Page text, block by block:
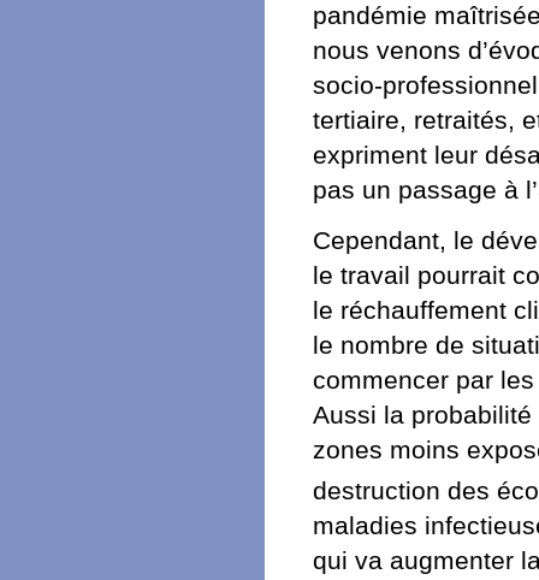
pandémie
nous venons
socio-
tertiaire, retraités,
expriment leur
pas un passage à
Cependant, le
le travail pourrait
le réchauffement
le nombre de
commencer par
Aussi la probabilité
zones moins
destruction des
maladies
qui va augmenter